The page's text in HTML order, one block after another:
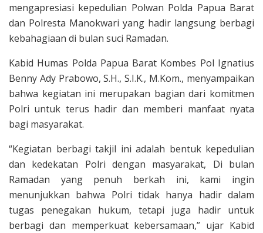
mengapresiasi kepedulian Polwan Polda Papua Barat
dan Polresta Manokwari yang hadir langsung berbagi
kebahagiaan di bulan suci Ramadan.
Kabid Humas Polda Papua Barat Kombes Pol Ignatius
Benny Ady Prabowo, S.H., S.I.K., M.Kom., menyampaikan
bahwa kegiatan ini merupakan bagian dari komitmen
Polri untuk terus hadir dan memberi manfaat nyata
bagi masyarakat.
“Kegiatan berbagi takjil ini adalah bentuk kepedulian
dan kedekatan Polri dengan masyarakat, Di bulan
Ramadan yang penuh berkah ini, kami ingin
menunjukkan bahwa Polri tidak hanya hadir dalam
tugas penegakan hukum, tetapi juga hadir untuk
berbagi dan memperkuat kebersamaan,” ujar Kabid